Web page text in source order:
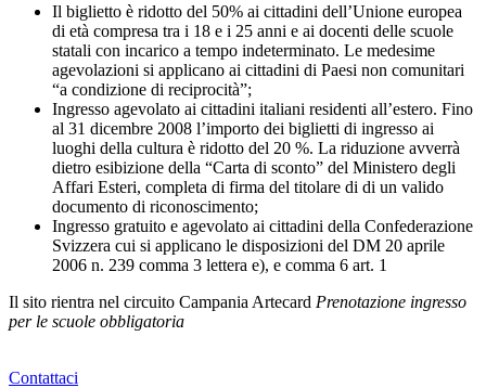
Il biglietto è ridotto del 50% ai cittadini dell’Unione europea
di età compresa tra i 18 e i 25 anni e ai docenti delle scuole
statali con incarico a tempo indeterminato. Le medesime
agevolazioni si applicano ai cittadini di Paesi non comunitari
“a condizione di reciprocità”;
Ingresso agevolato ai cittadini italiani residenti all’estero. Fino
al 31 dicembre 2008 l’importo dei biglietti di ingresso ai
luoghi della cultura è ridotto del 20 %. La riduzione avverrà
dietro esibizione della “Carta di sconto” del Ministero degli
Affari Esteri, completa di firma del titolare di di un valido
documento di riconoscimento;
Ingresso gratuito e agevolato ai cittadini della Confederazione
Svizzera cui si applicano le disposizioni del DM 20 aprile
2006 n. 239 comma 3 lettera e), e comma 6 art. 1
Il sito rientra nel circuito Campania Artecard Prenotazione ingresso
per le scuole obbligatoria
Contattaci